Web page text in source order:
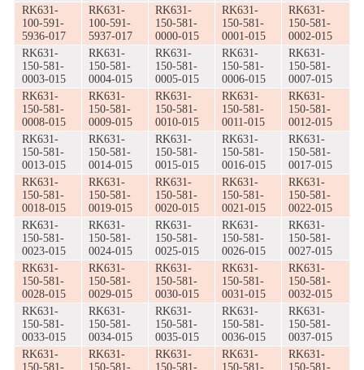
RK631-
100-591-
5936-017
RK631-
100-591-
5937-017
RK631-
150-581-
0000-015
RK631-
150-581-
0001-015
RK631-
150-581-
0002-015
RK631-
150-581-
0003-015
RK631-
150-581-
0004-015
RK631-
150-581-
0005-015
RK631-
150-581-
0006-015
RK631-
150-581-
0007-015
RK631-
150-581-
0008-015
RK631-
150-581-
0009-015
RK631-
150-581-
0010-015
RK631-
150-581-
0011-015
RK631-
150-581-
0012-015
RK631-
150-581-
0013-015
RK631-
150-581-
0014-015
RK631-
150-581-
0015-015
RK631-
150-581-
0016-015
RK631-
150-581-
0017-015
RK631-
150-581-
0018-015
RK631-
150-581-
0019-015
RK631-
150-581-
0020-015
RK631-
150-581-
0021-015
RK631-
150-581-
0022-015
RK631-
150-581-
0023-015
RK631-
150-581-
0024-015
RK631-
150-581-
0025-015
RK631-
150-581-
0026-015
RK631-
150-581-
0027-015
RK631-
150-581-
0028-015
RK631-
150-581-
0029-015
RK631-
150-581-
0030-015
RK631-
150-581-
0031-015
RK631-
150-581-
0032-015
RK631-
150-581-
0033-015
RK631-
150-581-
0034-015
RK631-
150-581-
0035-015
RK631-
150-581-
0036-015
RK631-
150-581-
0037-015
RK631-
150-581-
RK631-
150-581-
RK631-
150-581-
RK631-
150-581-
RK631-
150-581-